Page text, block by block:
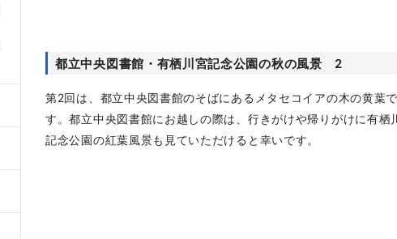
都立中央図書館・有栖川宮記念公園の秋の風景 2
第2回は、都立中央図書館のそばにあるメタセコイアの木の黄葉
す。都立中央図書館にお越しの際は、行きがけや帰りがけに有栖
記念公園の紅葉風景も見ていただけると幸いです。